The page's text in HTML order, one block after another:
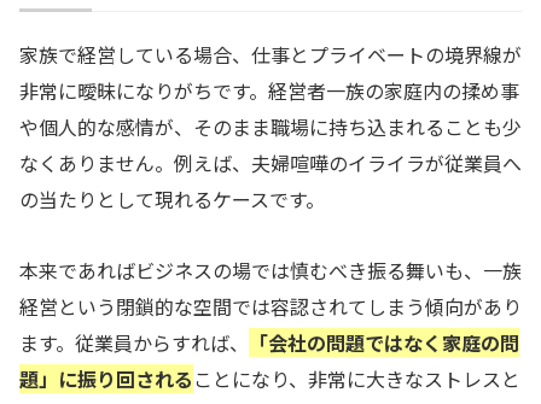
家族で経営している場合、仕事とプライベートの境界線が
非常に曖昧になりがちです。経営者一族の家庭内の揉め事
や個人的な感情が、そのまま職場に持ち込まれることも少
なくありません。例えば、夫婦喧嘩のイライラが従業員へ
の当たりとして現れるケースです。
本来であればビジネスの場では慎むべき振る舞いも、一族
経営という閉鎖的な空間では容認されてしまう傾向があり
ます。従業員からすれば、
「会社の問題ではなく家庭の問
題」に振り回される ことになり、非常に大きなストレスと